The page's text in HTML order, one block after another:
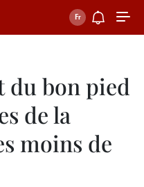
du bon pied
de la
moins de